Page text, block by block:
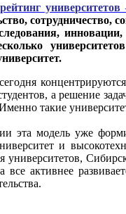
университетов
сотрудничество,
а решение
такие
эта модель уже
и
университетов,
все активнее